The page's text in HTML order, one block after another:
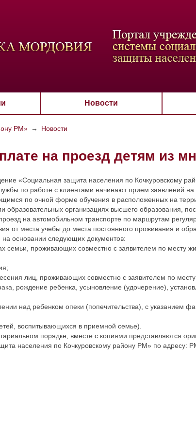
Скрыть Ч/б
Новости
РМ» → Новости
на проезд детям из
«Социальная защита населения по Кочкуровскому
по работе с клиентами начинают прием заявлений
по очной форме обучения в расположенных на
образовательных организациях высшего образования,
на автомобильном транспорте по маршрутам
от места учебы до места постоянного проживания и
основании следующих документов:
семьи, проживающих совместно с заявителем по месту
лиц, проживающих совместно с заявителем по
рождение ребенка, усыновление (удочерение),
над ребенком опеки (попечительства), с указанием
воспитывающихся в приемной семье).
порядке, вместе с копиями представляются
населения по Кочкуровскому району РМ» по адресу: